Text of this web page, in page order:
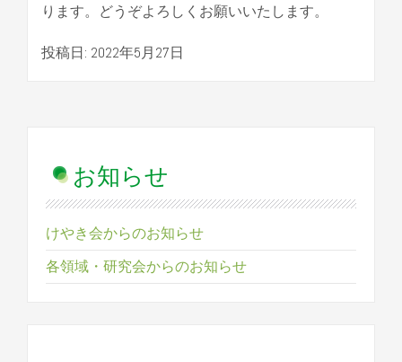
ります。どうぞよろしくお願いいたします。
投稿日: 2022年5月27日
お知らせ
けやき会からのお知らせ
各領域・研究会からのお知らせ